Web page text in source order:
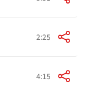
2:25
4:15